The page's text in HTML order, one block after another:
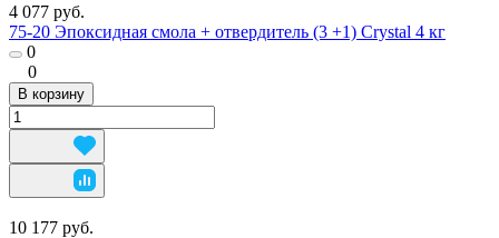
4 077 руб.
75-20 Эпоксидная смола + отвердитель (3 +1) Crystal 4 кг
0
0
В корзину
10 177 руб.